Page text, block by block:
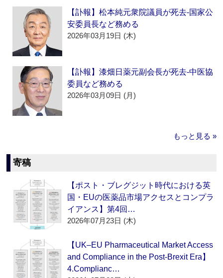
【訃報】松本純元衆院議員が死去‐国家公
安委員長など務める
2026年03月19日 (木)
【訃報】漆畑日薬元副会長が死去‐中医協
委員など務める
2026年03月09日 (月)
もっと見る »
寄稿
【ポスト・ブレグジット時代における英
国・EUの医薬品市場アクセスとコンプラ
イアンス】第4回…
2026年07月23日 (木)
【UK–EU Pharmaceutical Market Access
and Compliance in the Post-Brexit Era】
4.Complianc…